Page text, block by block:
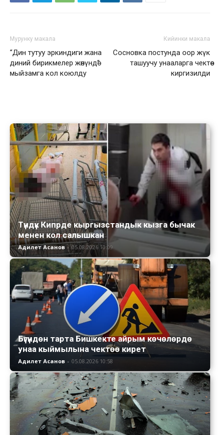
Мурунку макала
“Дин тутуу эркиндиги жана
диний бирикмелер жөнүндө”
мыйзамга кол коюлду
Кийинки макала
Сосновка постунда оор жүк
ташуучу унааларга чектөө
киргизилди
Түндүк Кипрде кыргызстандык кызга бычак
менен кол салышкан
Адилет Асанов - 05.08.2026 10:09
Бүгүндөн тарта Бишкекте айрым көчөлөрдө
унаа кыймылына чектөө кирет
Адилет Асанов - 05.08.2026 10:58